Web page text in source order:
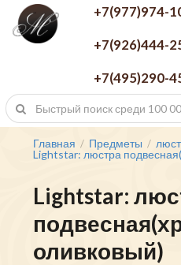
+7(977)974-
+7(926)444-
+7(495)290-
Главная / Предметы /
Lightstar: люстра
Lightstar:
оливковый)